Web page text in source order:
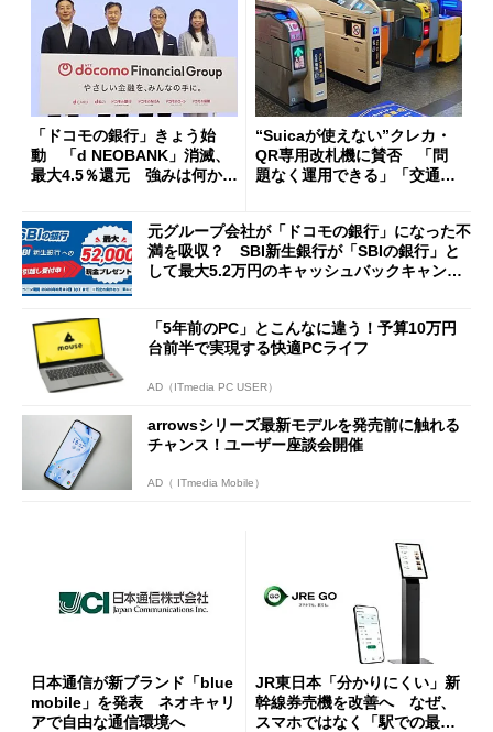
「ドコモの銀行」きょう始
動 「d NEOBANK」消滅、
最大4.5％還元 強みは何か解
“Suicaが使えない”クレカ・
QR専用改札機に賛否 「問
題なく運用できる」「交通系I
元グループ会社が「ドコモの銀行」になった不
満を吸収？ SBI新生銀行が「SBIの銀行」と
して最大5.2万円のキャッシュバックキャンペ
「5年前のPC」とこんなに違う！予算10万円
台前半で実現する快適PCライフ
AD（ITmedia PC USER）
arrowsシリーズ最新モデルを発売前に触れる
チャンス！ユーザー座談会開催
AD（ ITmedia Mobile）
日本通信が新ブランド「blue
mobile」を発表 ネオキャリ
アで自由な通信環境へ
JR東日本「分かりにくい」新
幹線券売機を改善へ なぜ、
スマホではなく「駅での最短